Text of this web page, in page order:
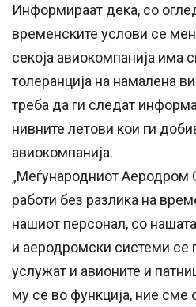
Информираат дека, со
временските услови се
секоја авиокомпанија има
толеранција на намалена
треба да ги следат
нивните летови кои ги
авиокомпанија.
„Меѓународниот Аеродром
работи без разлика на
нашиот персонал, со
и аеродромски системи се
услужат и авионите и
му се во функција, ние сме